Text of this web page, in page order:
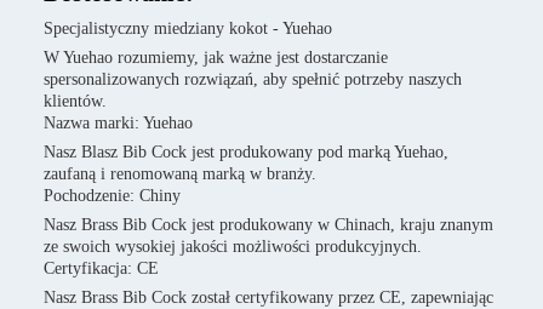
Specjalistyczny miedziany kokot - Yuehao
W Yuehao rozumiemy, jak ważne jest dostarczanie
spersonalizowanych rozwiązań, aby spełnić potrzeby naszych
klientów.
Nazwa marki: Yuehao
Nasz Blasz Bib Cock jest produkowany pod marką Yuehao,
zaufaną i renomowaną marką w branży.
Pochodzenie: Chiny
Nasz Brass Bib Cock jest produkowany w Chinach, kraju znanym
ze swoich wysokiej jakości możliwości produkcyjnych.
Certyfikacja: CE
Nasz Brass Bib Cock został certyfikowany przez CE, zapewniając